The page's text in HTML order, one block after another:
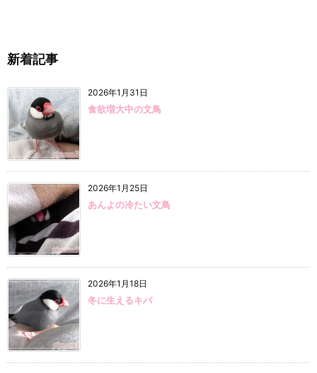
新着記事
2026年1月31日
食欲増大中の文鳥
2026年1月25日
あんよの冷たい文鳥
2026年1月18日
冬に生えるキバ